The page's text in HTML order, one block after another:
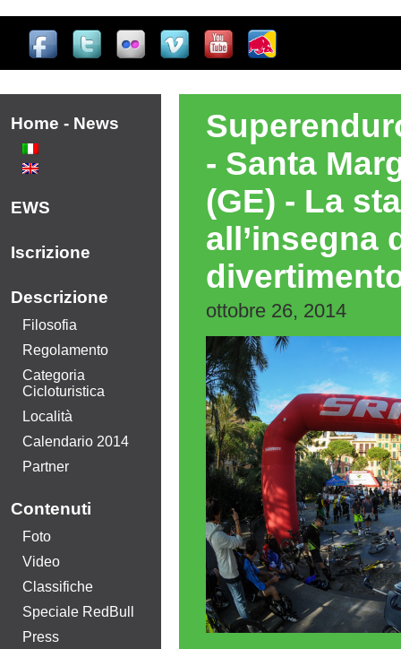
- Santa
(GE) - La
all’insegna
ottobre 26, 2014
Home - News
EWS
Iscrizione
Descrizione
Filosofia
Regolamento
Categoria
Cicloturistica
Località
Calendario 2014
Partner
Contenuti
Foto
Video
Classifiche
Speciale RedBull
Press